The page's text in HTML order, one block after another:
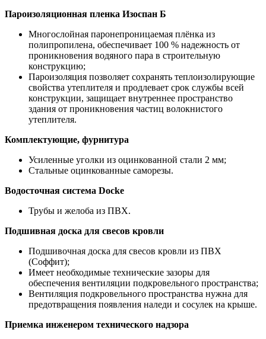
Пароизоляционная пленка Изоспан Б
Многослойная паронепроницаемая плёнка из
полипропилена, обеспечивает 100 % надежность от
проникновения водяного пара в строительную
конструкцию;
Пароизоляция позволяет сохранять теплоизолирующие
свойства утеплителя и продлевает срок службы всей
конструкции, защищает внутреннее пространство
здания от проникновения частиц волокнистого
утеплителя.
Комплектующие, фурнитура
Усиленные уголки из оцинкованной стали 2 мм;
Стальные оцинкованные саморезы.
Водосточная система Docke
Трубы и желоба из ПВХ.
Подшивная доска для свесов кровли
Подшивочная доска для свесов кровли из ПВХ
(Соффит);
Имеет необходимые технические зазоры для
обеспечения вентиляции подкровельного пространства;
Вентиляция подкровельного пространства нужна для
предотвращения появления наледи и сосулек на крыше.
Приемка инженером технического надзора